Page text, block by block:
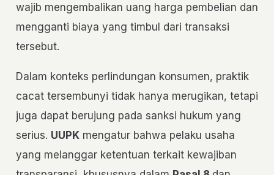
wajib mengembalikan uang harga pembelian dan
mengganti biaya yang timbul dari transaksi
tersebut.
Dalam konteks perlindungan konsumen, praktik
cacat tersembunyi tidak hanya merugikan, tetapi
juga dapat berujung pada sanksi hukum yang
serius. UUPKmengatur bahwa pelaku usaha
yang melanggar ketentuan terkait kewajiban